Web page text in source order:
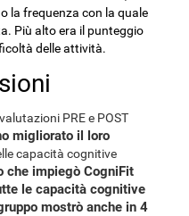
la frequenza con la quale
Più alto era il punteggio
delle attività.
PRE e POST
migliorato il loro
capacità cognitive
che impiegò CogniFit
le capacità cognitive
mostrò anche in 4